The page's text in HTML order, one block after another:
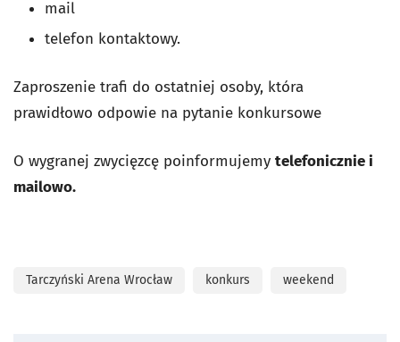
mail
telefon kontaktowy.
Zaproszenie trafi do ostatniej osoby, która
prawidłowo odpowie na pytanie konkursowe
O wygranej zwycięzcę poinformujemy telefonicznie i
mailowo.
Tarczyński Arena Wrocław konkurs weekend